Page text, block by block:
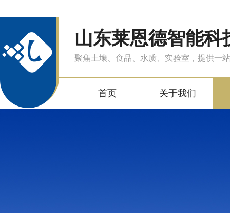
山东莱恩德智能科
聚焦土壤、食品、水质、实验室，提供一
首页 关于我们